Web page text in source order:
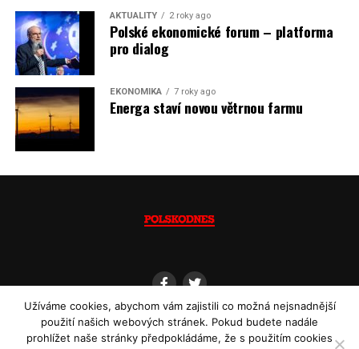
(psáno pro info.cz)
AKTUALITY 2 roky ago
Polské ekonomické forum – platforma
pro dialog
EKONOMIKA 7 roky ago
Energa staví novou větrnou farmu
Užíváme cookies, abychom vám zajistili co možná nejsnadnější
použití našich webových stránek. Pokud budete nadále
prohlížet naše stránky předpokládáme, že s použitím cookies